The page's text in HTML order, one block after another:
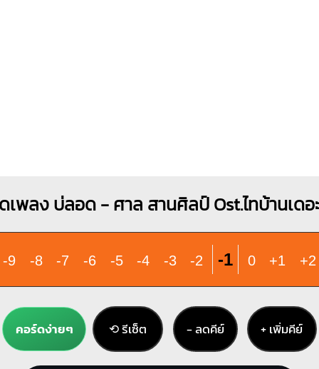
เพลง บ่ลอด - ศาล สานศิลป์ Ost.ไทบ้านเดอ
-9 -8 -7 -6 -5 -4 -3 -2 -1 0 +1 +2
คอร์ดง่ายๆ ⟲ รีเซ็ต − ลดคีย์ + เพิ่มคีย์